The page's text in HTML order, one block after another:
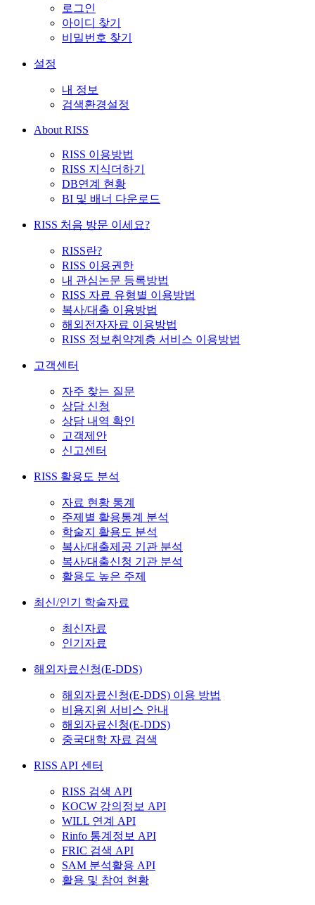
로그인
아이디 찾기
비밀번호 찾기
설정
내 정보
검색환경설정
About RISS
RISS 이용방법
RISS 지식더하기
DB연계 현황
BI 및 배너 다운로드
RISS 처음 방문 이세요?
RISS란?
RISS 이용권한
내 관심논문 등록방법
RISS 자료 유형별 이용방법
복사/대출 이용방법
해외전자자료 이용방법
RISS 정보취약계층 서비스 이용방법
고객센터
자주 찾는 질문
상담 신청
상담 내역 확인
고객제안
신고센터
RISS 활용도 분석
자료 현황 통계
주제별 활용통계 분석
학술지 활용도 분석
복사/대출제공 기관 분석
복사/대출신청 기관 분석
활용도 높은 주제
최신/인기 학술자료
최신자료
인기자료
해외자료신청(E-DDS)
해외자료신청(E-DDS) 이용 방법
비용지원 서비스 안내
해외자료신청(E-DDS)
중국대학 자료 검색
RISS API 센터
RISS 검색 API
KOCW 강의정보 API
WILL 연계 API
Rinfo 통계정보 API
FRIC 검색 API
SAM 분석활용 API
활용 및 참여 현황